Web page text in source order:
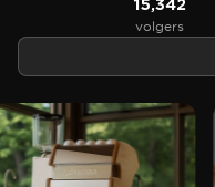
15,342
volgers